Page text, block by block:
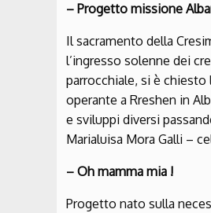
– Progetto missione
Il sacramento della
l’ingresso solenne dei
parrocchiale, si è
operante a Rreshen in
e sviluppi diversi
Marialuisa Mora Galli –
– Oh mamma mia !
Progetto nato sulla